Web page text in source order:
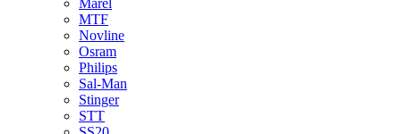
Marel
MTF
Novline
Osram
Philips
Sal-Man
Stinger
STT